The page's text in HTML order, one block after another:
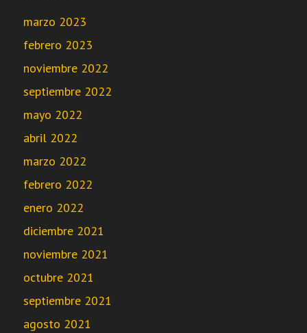
marzo 2023
febrero 2023
noviembre 2022
septiembre 2022
mayo 2022
abril 2022
marzo 2022
febrero 2022
enero 2022
diciembre 2021
noviembre 2021
octubre 2021
septiembre 2021
agosto 2021